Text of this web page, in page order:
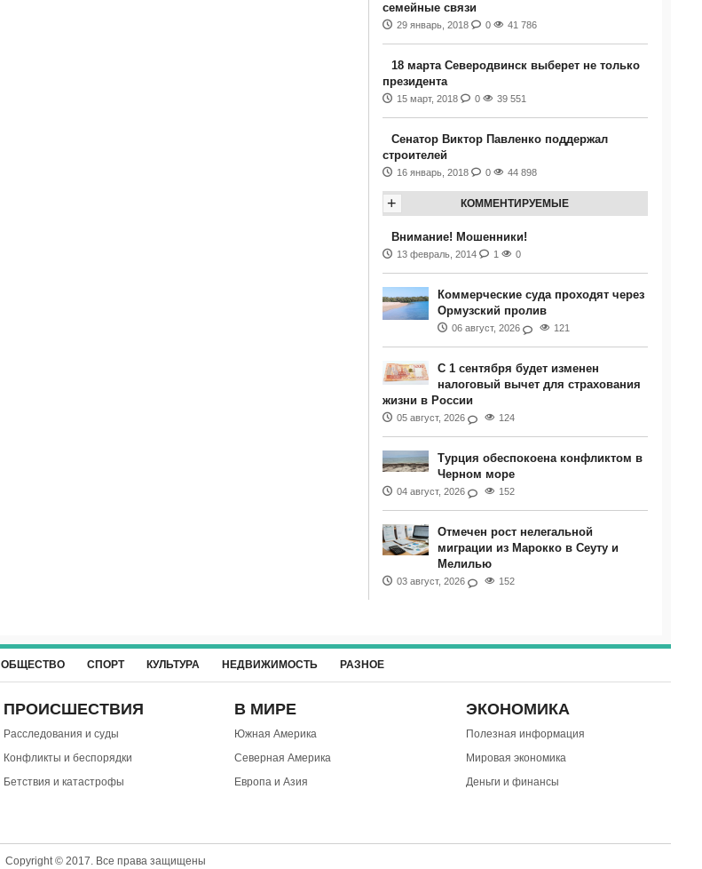
семейные связи
29 январь, 2018 0 41 786
18 марта Северодвинск выберет не только
президента
15 март, 2018 0 39 551
Сенатор Виктор Павленко поддержал
строителей
16 январь, 2018 0 44 898
КОММЕНТИРУЕМЫЕ
+
Внимание! Мошенники!
13 февраль, 2014 1 0
Коммерческие суда проходят через
Ормузский пролив
06 август, 2026 121
С 1 сентября будет изменен
налоговый вычет для страхования
жизни в России
05 август, 2026 124
Турция обеспокоена конфликтом в
Черном море
04 август, 2026 152
Отмечен рост нелегальной
миграции из Марокко в Сеуту и
Мелилью
03 август, 2026 152
ОБЩЕСТВО СПОРТ КУЛЬТУРА НЕДВИЖИМОСТЬ РАЗНОЕ
ПРОИСШЕСТВИЯ
Расследования и суды
Конфликты и беспорядки
Бетствия и катастрофы
В МИРЕ
Южная Америка
Северная Америка
Европа и Азия
ЭКОНОМИКА
Полезная информация
Мировая экономика
Деньги и финансы
Copyright © 2017. Все права защищены